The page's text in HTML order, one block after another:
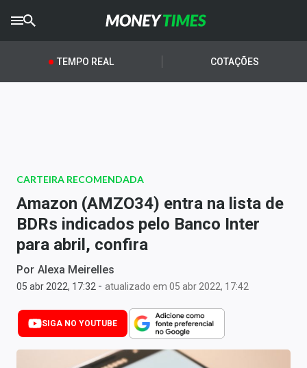
CRYPTOTIMES
AGROTIMES
Newsletters
Money Trader
Anuncie
Últimas Notícias
Newsletters
Cotações
TEMPO REAL COTAÇÕES
CARTEIRA RECOMENDADA
Amazon (AMZO34) entra na lista de
BDRs indicados pelo Banco Inter
para abril, confira
Por Alexa Meirelles
05 abr 2022, 17:32 - atualizado em 05 abr 2022, 17:42
SIGA NO YOUTUBE